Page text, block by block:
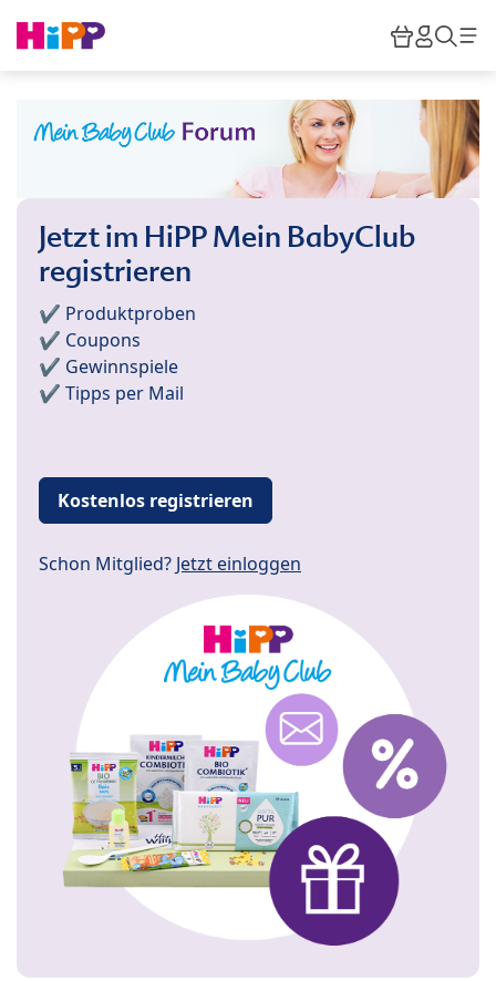
HiPP
Jetzt im HiPP Mein BabyClub
registrieren
✔️ Produktproben
✔️ Coupons
✔️ Gewinnspiele
✔️ Tipps per Mail
Kostenlos registrieren
Schon Mitglied? Jetzt einloggen